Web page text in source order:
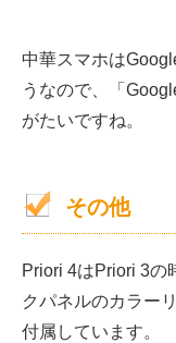
中華スマホは
うなので、「
がたいですね。
その他
Priori 4はPriori 3の
クパネルのカラー
付属しています。